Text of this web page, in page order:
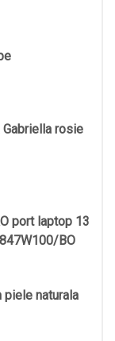
Gabriella rosie
port laptop 13
BO
piele naturala